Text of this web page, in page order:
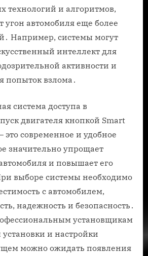
технологий и алгоритмов,
угон автомобиля еще более
Например, системы могут
интеллект для
активности и
попыток взлома․
система доступа в
двигателя кнопкой Smart
это современное и удобное
значительно упрощает
и повышает его
выборе системы необходимо
с автомобилем,
надежность и безопасность․
установщикам
и настройки
можно ожидать появления